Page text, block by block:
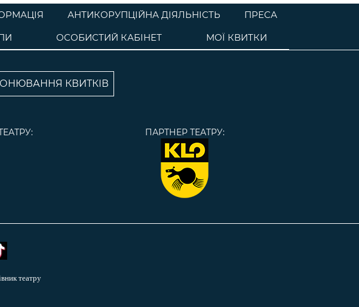
АНТИКОРУПЦІЙНА ДІЯЛЬНІСТЬ
ПРЕСА
ОСОБИСТИЙ КАБІНЕТ МОЇ КВИТКИ
КВИТКІВ
ПАРТНЕР ТЕАТРУ:
театру